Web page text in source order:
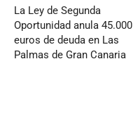
La Ley de Segunda
Oportunidad anula 45.000
euros de deuda en Las
Palmas de Gran Canaria